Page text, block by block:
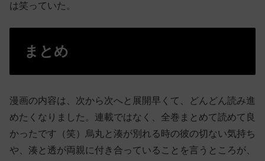
は笑っていた。
まとめ
漫画の内容は、次から次へと展開早くて、どんどん読み進
めたくなりました。連載ではなく、全巻まとめて読めて良
かったです（笑）烏丸と湊が別れる時の彼の切ない気持ち
や、湊と透が両親に付き合っていることを言うところが、